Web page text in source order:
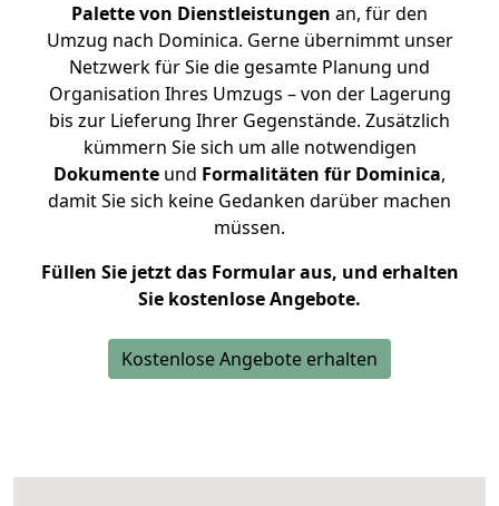
Palette von Dienstleistungen an, für den
Umzug nach Dominica. Gerne übernimmt unser
Netzwerk für Sie die gesamte Planung und
Organisation Ihres Umzugs – von der Lagerung
bis zur Lieferung Ihrer Gegenstände. Zusätzlich
kümmern Sie sich um alle notwendigen
Dokumente und Formalitäten für Dominica,
damit Sie sich keine Gedanken darüber machen
müssen.
Füllen Sie jetzt das Formular aus, und erhalten
Sie kostenlose Angebote.
Kostenlose Angebote erhalten